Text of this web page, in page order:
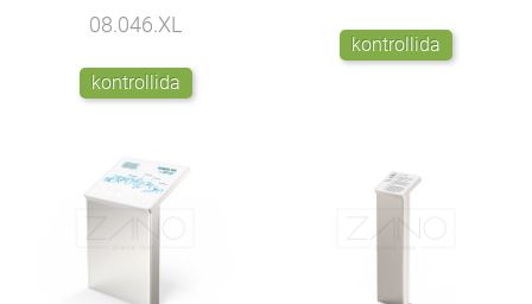
08.046.XL
kontrollida
kontrollida